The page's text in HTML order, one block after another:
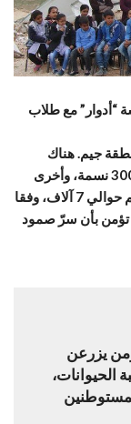
“أدوار” مع طلاب
جيم. هناك
تجمعات في هذه المنطقة يصل عدد سكانها إلى 300 نسمة، وأخرى
تضم حوالي ألف نسمة، كما أن هناك تجمعات تضم حوالي 7 آلاف، وفقا
تؤمن بأن سرّ صمود
يزرعن
الحيوانات،